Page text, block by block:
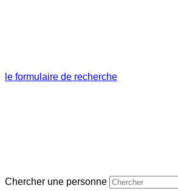
le formulaire de recherche
Chercher une personne